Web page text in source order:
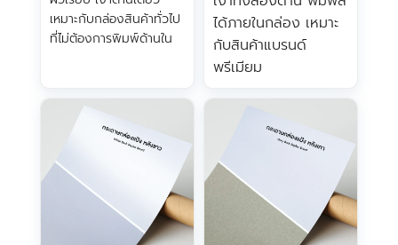
เหมาะกับกล่องสินค้าทั่วไป
ที่ไม่ต้องการพิมพ์ด้านใน
ได้ภายในกล่อง เหมาะ
กับสินค้าแบรนด์
พรีเมียม